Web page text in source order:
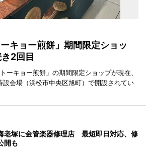
キョー煎餅」期間限定ショッ
2回目
ーキョー煎餅」の期間限定ショップが現在、
設会場（浜松市中央区旭町）で開設されてい
老塚に金管楽器修理店 最短即日対応、修
開も